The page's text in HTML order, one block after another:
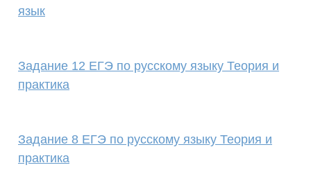
язык
Задание 12 ЕГЭ по русскому языку Теория и
практика
Задание 8 ЕГЭ по русскому языку Теория и
практика